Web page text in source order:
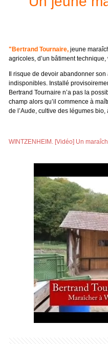
"Bertrand Tournaire, jeune
agricoles, d’un bâtiment
Il risque de devoir abandonner
indisponibles. Installé
Bertrand Tournaire n’a pas la
champ alors qu’il commence à
de l’Aude, cultive des légumes
WINTZENHEIM. [Vidéo] Un